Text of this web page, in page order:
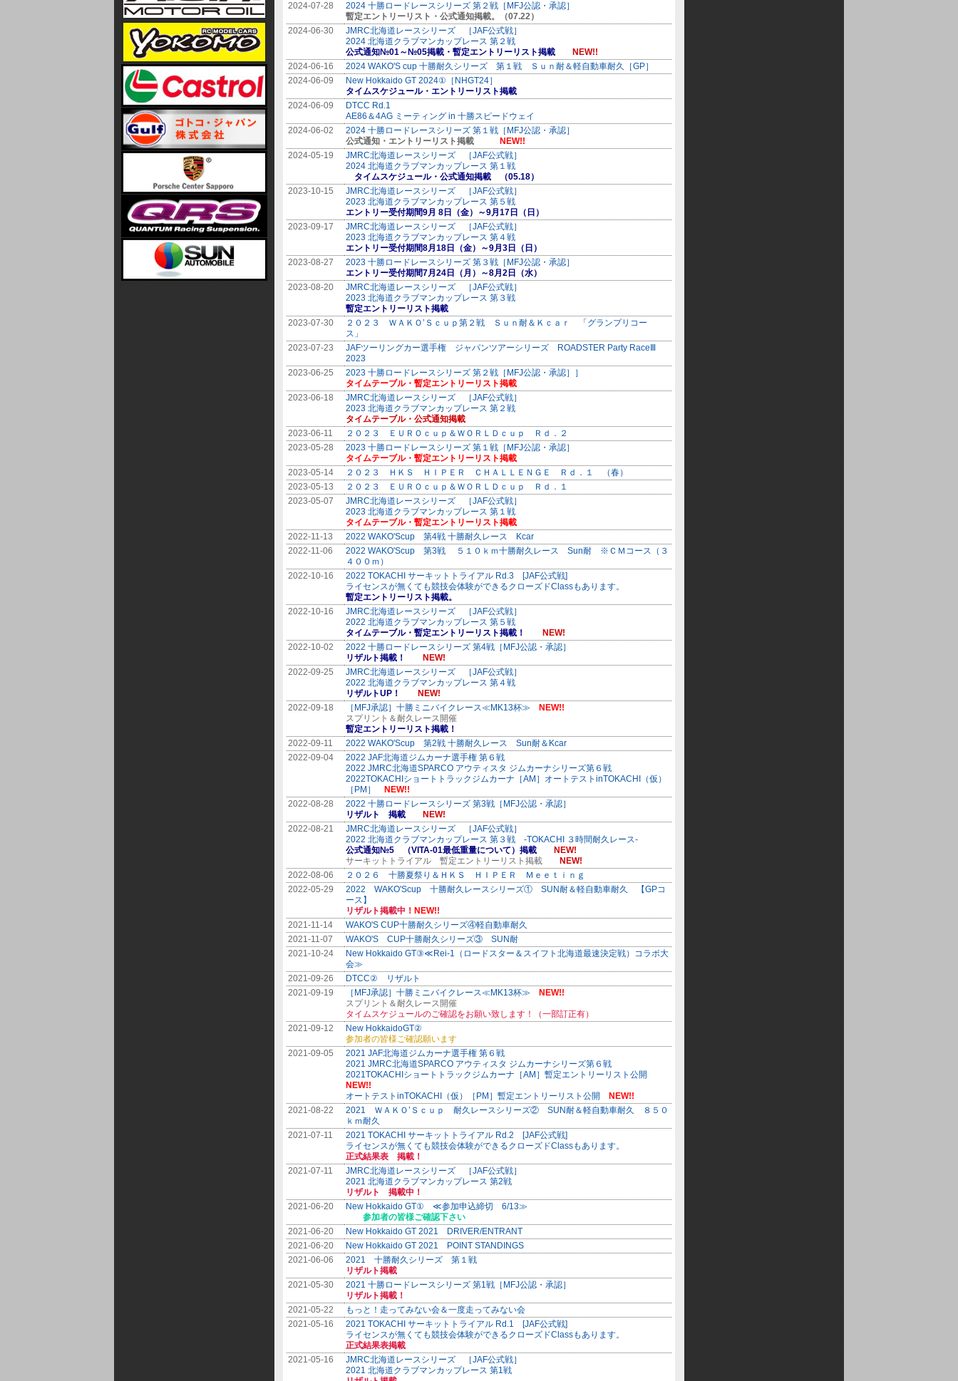
2024-07-28
2024 十勝ロードレースシリーズ 第２戦［MFJ公認・承認］
暫定エントリーリスト・公式通知掲載。（07.22）
2024-06-30
JMRC北海道レースシリーズ ［JAF公式戦］
2024 北海道クラブマンカップレース 第２戦
公式通知№01～№05掲載・暫定エントリーリスト掲載 NEW!!
2024-06-16
2024 WAKO'S cup 十勝耐久シリーズ 第１戦 Ｓｕｎ耐＆軽自動車耐久［GP］
2024-06-09
New Hokkaido GT 2024①［NHGT24］
タイムスケジュール・エントリーリスト掲載
2024-06-09
DTCC Rd.1
AE86＆4AG ミーティング in 十勝スピードウェイ
2024-06-02
2024 十勝ロードレースシリーズ 第１戦［MFJ公認・承認］
公式通知・エントリーリスト掲載 NEW!!
2024-05-19
JMRC北海道レースシリーズ ［JAF公式戦］
2024 北海道クラブマンカップレース 第１戦
タイムスケジュール・公式通知掲載 （05.18）
2023-10-15
JMRC北海道レースシリーズ ［JAF公式戦］
2023 北海道クラブマンカップレース 第５戦
エントリー受付期間9月 8日（金）～9月17日（日）
2023-09-17
JMRC北海道レースシリーズ ［JAF公式戦］
2023 北海道クラブマンカップレース 第４戦
エントリー受付期間8月18日（金）～9月3日（日）
2023-08-27
2023 十勝ロードレースシリーズ 第３戦［MFJ公認・承認］
エントリー受付期間7月24日（月）～8月2日（水）
2023-08-20
JMRC北海道レースシリーズ ［JAF公式戦］
2023 北海道クラブマンカップレース 第３戦
暫定エントリーリスト掲載
2023-07-30
２０２３ ＷＡＫＯ’Ｓｃｕｐ第２戦 Ｓｕｎ耐＆Ｋｃａｒ 「グランプリコー
ス」
2023-07-23
JAFツーリングカー選手権 ジャパンツアーシリーズ ROADSTER Party RaceⅢ
2023
2023-06-25
2023 十勝ロードレースシリーズ 第２戦［MFJ公認・承認］］
タイムテーブル・暫定エントリーリスト掲載
2023-06-18
JMRC北海道レースシリーズ ［JAF公式戦］
2023 北海道クラブマンカップレース 第２戦
タイムテーブル・公式通知掲載
2023-06-11
２０２３ ＥＵＲＯｃｕｐ＆ＷＯＲＬＤｃｕｐ Ｒｄ．２
2023-05-28
2023 十勝ロードレースシリーズ 第１戦［MFJ公認・承認］
タイムテーブル・暫定エントリーリスト掲載
2023-05-14
２０２３ ＨＫＳ ＨＩＰＥＲ ＣＨＡＬＬＥＮＧＥ Ｒｄ．１ （春）
2023-05-13
２０２３ ＥＵＲＯｃｕｐ＆ＷＯＲＬＤｃｕｐ Ｒｄ．１
2023-05-07
JMRC北海道レースシリーズ ［JAF公式戦］
2023 北海道クラブマンカップレース 第１戦
タイムテーブル・暫定エントリーリスト掲載
2022-11-13
2022 WAKO'Scup 第4戦 十勝耐久レース Kcar
2022-11-06
2022 WAKO'Scup 第3戦 ５１０ｋｍ十勝耐久レース Sun耐 ※ＣＭコース（３
４００ｍ）
2022-10-16
2022 TOKACHI サーキットトライアル Rd.3 [JAF公式戦]
ライセンスが無くても競技会体験ができるクローズドClassもあります。
暫定エントリーリスト掲載。
2022-10-16
JMRC北海道レースシリーズ ［JAF公式戦］
2022 北海道クラブマンカップレース 第５戦
タイムテーブル・暫定エントリーリスト掲載！
NEW!
2022-10-02
2022 十勝ロードレースシリーズ 第4戦［MFJ公認・承認］
リザルト掲載！
NEW!
2022-09-25
JMRC北海道レースシリーズ ［JAF公式戦］
2022 北海道クラブマンカップレース 第４戦
リザルトUP！
NEW!
2022-09-18
［MFJ承認］十勝ミニバイクレース≪MK13杯≫
NEW!!
スプリント＆耐久レース開催
暫定エントリーリスト掲載！
2022-09-11
2022 WAKO'Scup 第2戦 十勝耐久レース Sun耐＆Kcar
2022-09-04
2022 JAF北海道ジムカーナ選手権 第６戦
2022 JMRC北海道SPARCO アウティスタ ジムカーナシリーズ第６戦
2022TOKACHIショートトラックジムカーナ［AM］オートテストinTOKACHI（仮）
［PM］
NEW!!
2022-08-28
2022 十勝ロードレースシリーズ 第3戦［MFJ公認・承認］
リザルト 掲載 NEW!
2022-08-21
JMRC北海道レースシリーズ ［JAF公式戦］
2022 北海道クラブマンカップレース 第３戦 -TOKACHI ３時間耐久レース-
公式通知№5 （VITA-01最低重量について）掲載 NEW!
サーキットトライアル 暫定エントリーリスト掲載 NEW!
2022-08-06
２０２６ 十勝夏祭り＆ＨＫＳ ＨＩＰＥＲ Ｍｅｅｔｉｎｇ
2022-05-29
2022 WAKO'Scup 十勝耐久レースシリーズ① SUN耐＆軽自動車耐久 【GPコ
ース】
リザルト掲載中！ NEW!!
2021-11-14
WAKO'S CUP十勝耐久シリーズ④軽自動車耐久
2021-11-07
WAKO'S CUP十勝耐久シリーズ③ SUN耐
2021-10-24
New Hokkaido GT③≪Rei-1（ロードスター＆スイフト北海道最速決定戦）コラボ大
会≫
2021-09-26
DTCC② リザルト
2021-09-19
［MFJ承認］十勝ミニバイクレース≪MK13杯≫ NEW!!
スプリント＆耐久レース開催
タイムスケジュールのご確認をお願い致します！（一部訂正有）
2021-09-12
New HokkaidoGT②
参加者の皆様ご確認願います
2021-09-05
2021 JAF北海道ジムカーナ選手権 第６戦
2021 JMRC北海道SPARCO アウティスタ ジムカーナシリーズ第６戦
2021TOKACHIショートトラックジムカーナ［AM］暫定エントリーリスト公開
NEW!!
オートテストinTOKACHI（仮）［PM］暫定エントリーリスト公開
NEW!!
2021-08-22
2021 ＷＡＫＯ’Ｓｃｕｐ 耐久レースシリーズ② SUN耐＆軽自動車耐久 ８５０
ｋｍ耐久
2021-07-11
2021 TOKACHI サーキットトライアル Rd.2 [JAF公式戦]
ライセンスが無くても競技会体験ができるクローズドClassもあります。
正式結果表 掲載！
2021-07-11
JMRC北海道レースシリーズ ［JAF公式戦］
2021 北海道クラブマンカップレース 第2戦
リザルト 掲載中！
2021-06-20
New Hokkaido GT① ≪参加申込締切 6/13≫
参加者の皆様ご確認下さい
2021-06-20
New Hokkaido GT 2021 DRIVER/ENTRANT
2021-06-20
New Hokkaido GT 2021 POINT STANDINGS
2021-06-06
2021 十勝耐久シリーズ 第１戦
リザルト掲載
2021-05-30
2021 十勝ロードレースシリーズ 第1戦［MFJ公認・承認］
リザルト掲載！
2021-05-22
もっと！走ってみない会＆一度走ってみない会
2021-05-16
2021 TOKACHI サーキットトライアル Rd.1 [JAF公式戦]
ライセンスが無くても競技会体験ができるクローズドClassもあります。
正式結果表掲載
2021-05-16
JMRC北海道レースシリーズ ［JAF公式戦］
2021 北海道クラブマンカップレース 第1戦